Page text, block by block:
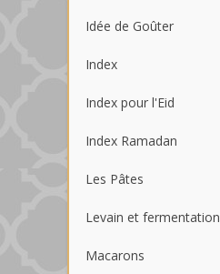
Idée de Goûter
Index
Index pour l'Eid
Index Ramadan
Les Pâtes
Levain et fermentation
Macarons